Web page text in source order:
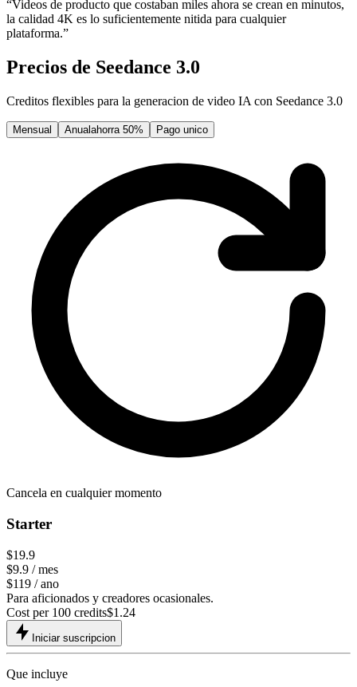
“Videos de producto que costaban miles ahora se crean en minutos,
la calidad 4K es lo suficientemente nitida para cualquier
plataforma.”
Precios de Seedance 3.0
Creditos flexibles para la generacion de video IA con Seedance 3.0
Mensual Anualahorra 50% Pago unico
Cancela en cualquier momento
Starter
$19.9
$9.9 / mes
$119 / ano
Para aficionados y creadores ocasionales.
Cost per 100 credits$1.24
Iniciar suscripcion
Que incluye